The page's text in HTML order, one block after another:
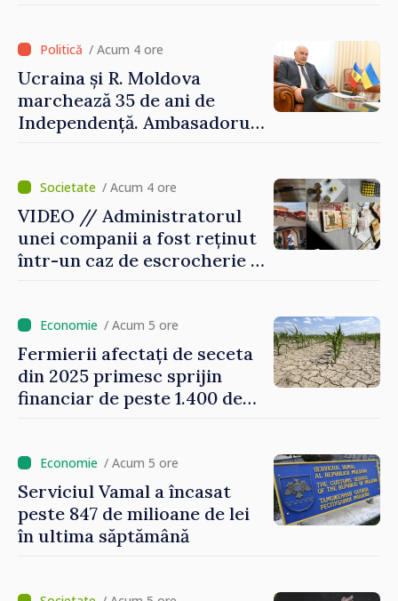
/ Acum 4 ore
Ucraina și R. Moldova
marchează 35 de ani de
Independență. Ambasadorul
suntem rezistenți și știm să
ne punctăm prioritățile
pentru viitor”
/ Acum 4 ore
VIDEO // Administratorul
unei companii a fost reținut
într-un caz de escrocherie și
domeniul agricol
/ Acum 5 ore
Fermierii afectați de seceta
din 2025 primesc sprijin
financiar de peste 1.400 de
/ Acum 5 ore
Serviciul Vamal a încasat
peste 847 de milioane de lei
în ultima săptămână